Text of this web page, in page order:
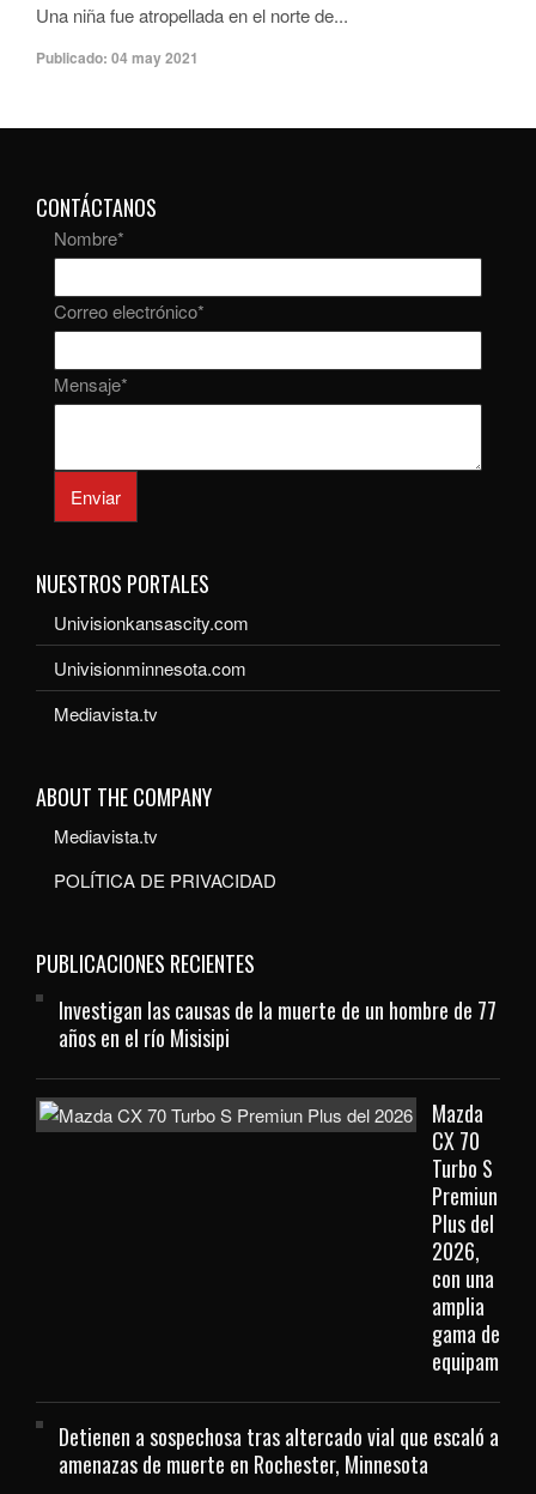
Una niña fue atropellada en el norte de...
Publicado: 04 may 2021
CONTÁCTANOS
Nombre*
Correo electrónico*
Mensaje*
Enviar
NUESTROS PORTALES
Univisionkansascity.com
Univisionminnesota.com
Mediavista.tv
ABOUT THE COMPANY
Mediavista.tv
POLÍTICA DE PRIVACIDAD
PUBLICACIONES RECIENTES
Investigan las causas de la muerte de un hombre de 77
años en el río Misisipi
Mazda
CX 70
Turbo S
Premiun
Plus del
2026,
con una
amplia
gama de
Detienen a sospechosa tras altercado vial que escaló a
amenazas de muerte en Rochester, Minnesota